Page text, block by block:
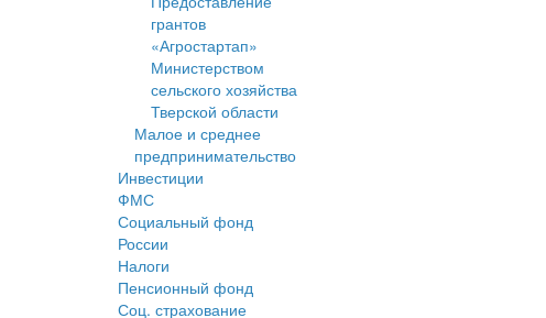
грантов
«Агростартап»
Министерством
сельского хозяйства
Тверской области
Малое и среднее
предпринимательство
Инвестиции
ФМС
Социальный фонд
России
Налоги
Пенсионный фонд
Соц. страхование